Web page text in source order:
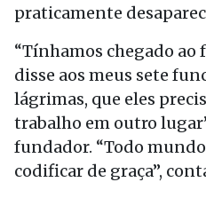
praticamente
“Tínhamos chegado ao
disse aos meus sete
lágrimas, que eles
trabalho em outro
fundador. “Todo
codificar de graça”,